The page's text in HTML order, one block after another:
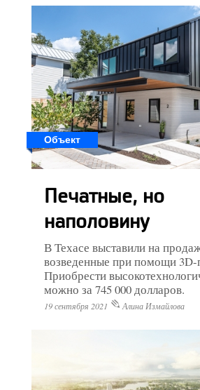
Объект
Печатные, но
наполовину
В Техасе выставили на
возведенные при помощи 3D-
Приобрести
можно за 745 000 долларов.
19 сентября 2021 Алина Измайлова